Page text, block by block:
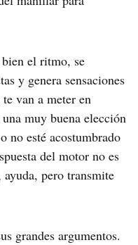
el ritmo, se
y genera sensaciones
van a meter en
muy buena elección
no esté acostumbrado
del motor no es
pero transmite
grandes argumentos.